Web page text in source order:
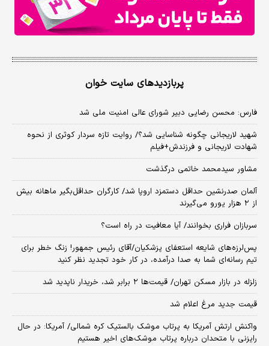
پربازدیدهای سایت خوان
فارس: محسن رضایی دبیر شورای عالی امنیت ملی شد
شهید لاریجانی چگونه شناسایی شد؟/ روایت تازه سردار کوثری از نحوه
شهادت لاریجانی و فرزندش+فیلم
مشاور سیدمحمد خاتمی درگذشت
آلمان صدرنشین حداقل دستمزد اروپا شد/ کارگران حداقل‌بگیر ماهانه بیش
از ۲ هزار یورو می‌گیرند
سربازان فراری بخوانند/ آیا معافیت در راه است؟
پس‌لرزه‌های شایعه استعفای پزشکیان/آقای رئیس جمهور! زنگ خطر برای
تیم رسانه‌ای شما به صدا درآمده، در کار خود تجدید نظر کنید
زلزله در بازار مسکن تهران/ قیمت‌ها ۲ برابر شد، خریدار ناپدید شد
قیمت جدید مرغ اعلام شد
واکنش ارتش آمریکا به پرتاب موشک بالستیک کره شمالی/ آمریکا: در حال
رایزنی با متحدان درباره پرتاب موشک‌های اخیر هستیم